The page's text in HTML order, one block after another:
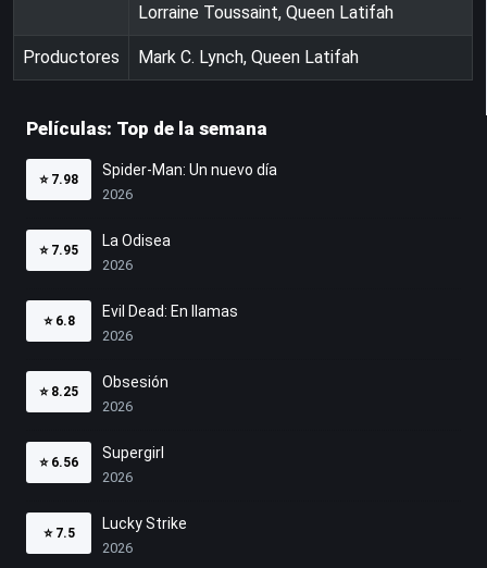
Lorraine Toussaint, Queen Latifah
Productores Mark C. Lynch, Queen Latifah
Películas: Top de la semana
⭐ 7.98
Spider-Man: Un nuevo día
2026
⭐ 7.95
La Odisea
2026
⭐ 6.8
Evil Dead: En llamas
2026
⭐ 8.25
Obsesión
2026
⭐ 6.56
Supergirl
2026
⭐ 7.5
Lucky Strike
2026